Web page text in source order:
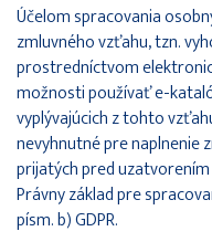
Účelom spracovania
zmluvného vzťahu, tzn.
prostredníctvom
možnosti používať e-
vyplývajúcich z tohto
nevyhnutné pre naplnenie
prijatých pred
Právny základ pre
písm. b) GDPR.